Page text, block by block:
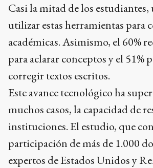
Casi la mitad de los
utilizar estas herramientas para
académicas. Asimismo, el 60%
para aclarar conceptos y el 51%
corregir textos escritos.
Este avance tecnológico ha
muchos casos, la capacidad de
instituciones. El estudio, que
participación de más de 1.000
expertos de Estados Unidos y